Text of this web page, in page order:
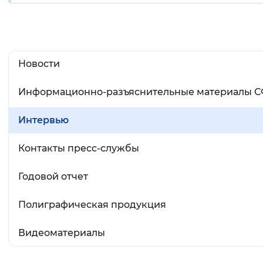
Новости
Информационно-разъяснительные материалы
Интервью
Контакты пресс-службы
Годовой отчет
Полиграфическая продукция
Видеоматериалы